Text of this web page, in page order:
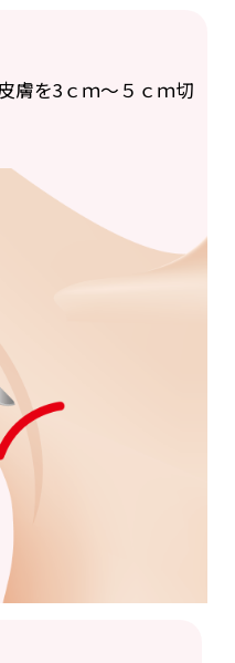
膚を3ｃｍ〜５ｃｍ切